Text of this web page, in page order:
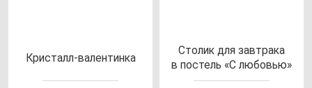
Крис­талл-ва­лен­тин­ка
Сто­лик для зав­тра­ка
в пос­тель «С лю­бовью»